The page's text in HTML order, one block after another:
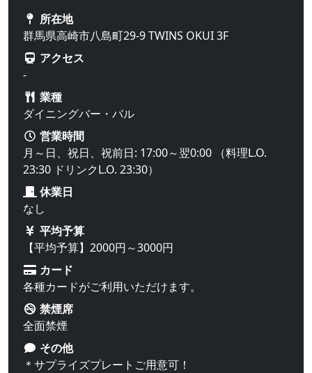
所在地
群馬県高崎市八島町29-9 TWINS OKUI 3F
アクセス
-
業種
ダイニングバー・バル
営業時間
月～日、祝日、祝前日: 17:00～翌0:00 （料理L.O.
23:30 ドリンクL.O. 23:30）
休業日
なし
平均予算
【平均予算】2000円～3000円
カード
各種カードがご利用いただけます。
禁煙席
全面禁煙
その他
＊サプライズプレートご用意可！